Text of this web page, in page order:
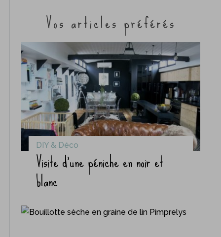
Vos articles préférés
DIY & Déco
Visite d’une péniche en noir et
blanc